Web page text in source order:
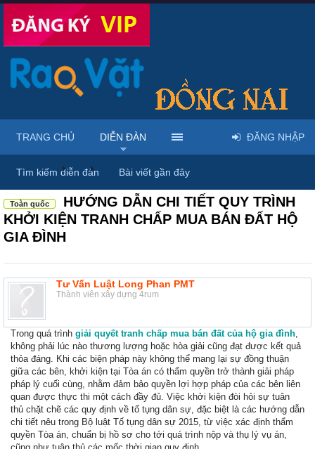
Diễn đàn ... Giới thiệu dịch vụ & địa điểm
Toàn quốc
HƯỚNG DẪN CHI TIẾT QUY TRÌNH
KHỞI KIỆN TRANH CHẤP MUA BÁN ĐẤT HỘ
GIA ĐÌNH
Tư Vấn Luật Long Phan PMT
Thành viên xây dựng 4rum
Trong quá trình giải quyết tranh chấp mua bán đất của hộ gia đình,
không phải lúc nào thương lượng hoặc hòa giải cũng đạt được kết quả
thỏa đáng. Khi các biện pháp này không thể mang lại sự đồng thuận
giữa các bên, khởi kiện tại Tòa án có thẩm quyền trở thành giải pháp
pháp lý cuối cùng, nhằm đảm bảo quyền lợi hợp pháp của các bên liên
quan được thực thi một cách đầy đủ. Việc khởi kiện đòi hỏi sự tuân
thủ chặt chẽ các quy định về tố tụng dân sự, đặc biệt là các hướng dẫn
chi tiết nêu trong Bộ luật Tố tụng dân sự 2015, từ việc xác định thẩm
quyền Tòa án, chuẩn bị hồ sơ cho tới quá trình nộp và thụ lý vụ án,
TRANG CHỦ DIỄN ĐÀN
Tìm kiếm diễn đàn Bài viết gần đây
ĐĂNG NHẬP